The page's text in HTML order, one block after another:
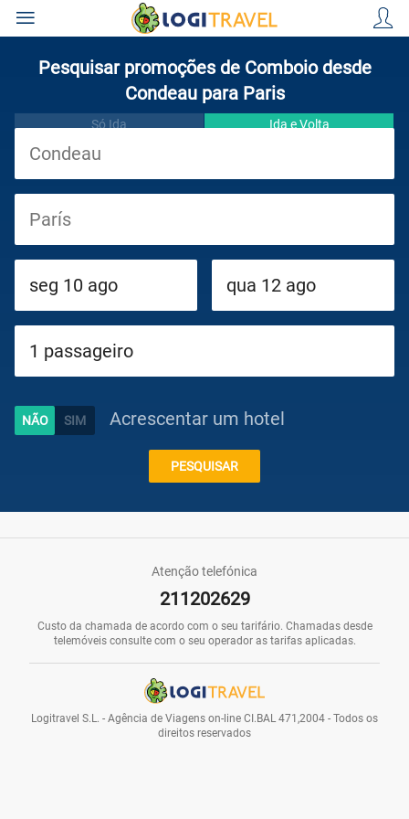
Cruzeiros
Circuitos
Caraíbas
Pesquisar promoções de Comboio desde
Condeau para Paris
Só Ida Ida e Volta
Acrescentar um hotel
PESQUISAR
Atenção telefónica
211202629
Custo da chamada de acordo com o seu tarifário. Chamadas desde
telemóveis consulte com o seu operador as tarifas aplicadas.
Logitravel S.L. - Agência de Viagens on-line CI.BAL 471,2004 - Todos os
direitos reservados